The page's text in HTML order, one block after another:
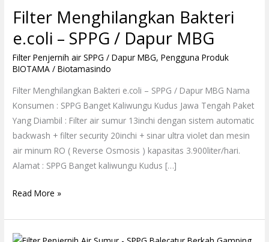
Filter Menghilangkan Bakteri
e.coli – SPPG / Dapur MBG
Filter Penjernih air SPPG / Dapur MBG,Pengguna Produk
BIOTAMA /Biotamasindo
Filter Menghilangkan Bakteri e.coli – SPPG / Dapur MBG Nama
Konsumen : SPPG Banget Kaliwungu Kudus Jawa Tengah Paket
Yang Diambil : Filter air sumur 13inchi dengan sistem automatic
backwash + filter security 20inchi + sinar ultra violet dan mesin
air minum RO ( Reverse Osmosis ) kapasitas 3.900liter/hari.
Alamat : SPPG Banget kaliwungu Kudus […]
Bakteri
–
SPPG
/
Dapur
MBG
Read More »
Filter